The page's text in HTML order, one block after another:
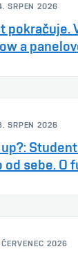
SRPEN 2026
pokračuje.
a
SRPEN 2026
sebe. O
2026